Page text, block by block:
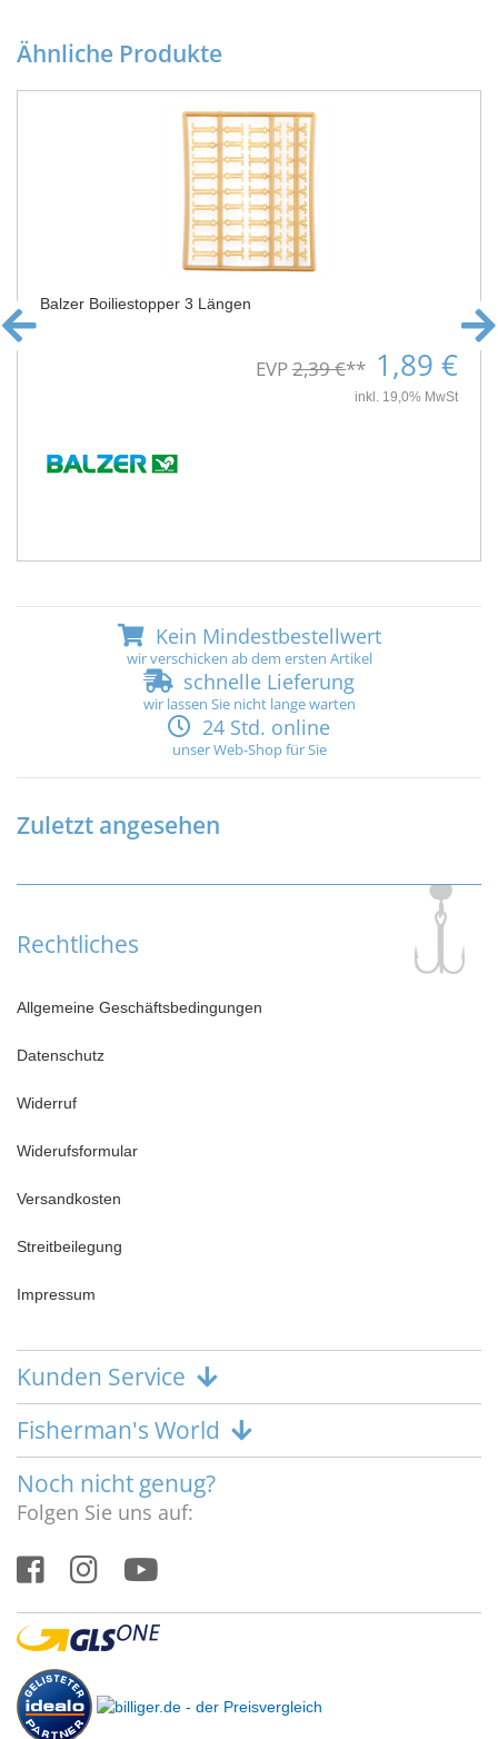
Ähnliche Produkte
Balzer Boiliestopper 3 Längen
EVP2,39 €** 1,89 €
inkl. 19,0% MwSt
Kein Mindestbestellwert
wir verschicken ab dem ersten Artikel
schnelle Lieferung
wir lassen Sie nicht lange warten
24 Std. online
unser Web-Shop für Sie
Zuletzt angesehen
Rechtliches
Allgemeine Geschäftsbedingungen
Datenschutz
Widerruf
Widerufsformular
Versandkosten
Streitbeilegung
Impressum
Kunden Service
Fisherman's World
Noch nicht genug?
Folgen Sie uns auf: